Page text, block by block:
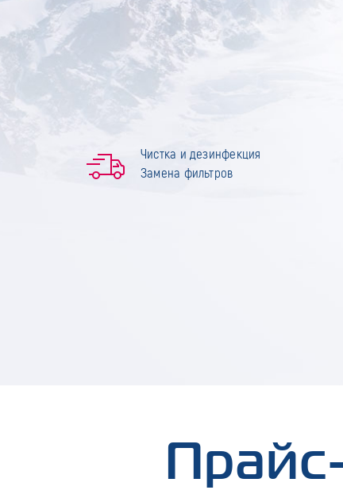
Чистка и дезинфекция
Замена фильтров